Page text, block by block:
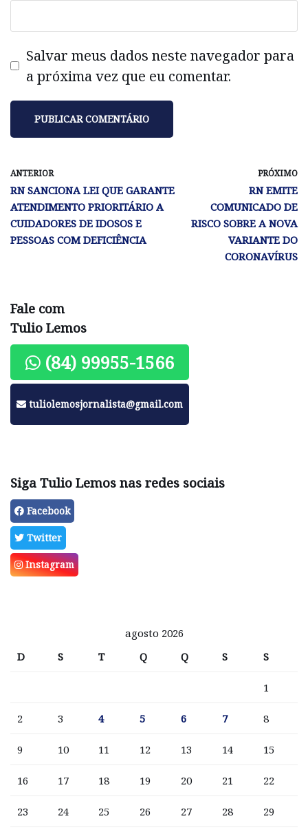
Salvar meus dados neste navegador para
a próxima vez que eu comentar.
ANTERIOR
RN SANCIONA LEI QUE GARANTE
ATENDIMENTO PRIORITÁRIO A
CUIDADORES DE IDOSOS E
PESSOAS COM DEFICIÊNCIA
PRÓXIMO
RN EMITE
COMUNICADO DE
RISCO SOBRE A NOVA
VARIANTE DO
CORONAVÍRUS
Fale com
Tulio Lemos
(84) 99955-1566
tuliolemosjornalista@gmail.com
Siga Tulio Lemos nas redes sociais
Facebook
Twitter
Instagram
agosto 2026
D
S T Q Q S S
1
2 3 4 5 6 7 8
9 10 11 12 13 14 15
16 17 18 19 20 21 22
23 24 25 26 27 28 29